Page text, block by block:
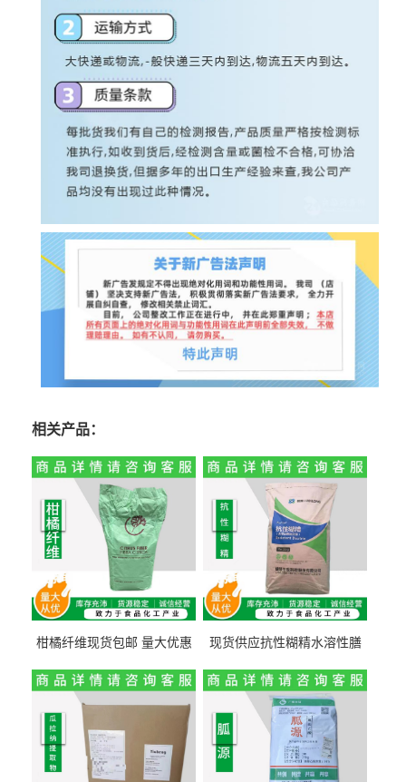
相关产品：
柑橘纤维现货包邮 量大优惠
现货供应抗性糊精水溶性膳
量1kg包邮